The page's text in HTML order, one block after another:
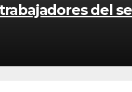
del